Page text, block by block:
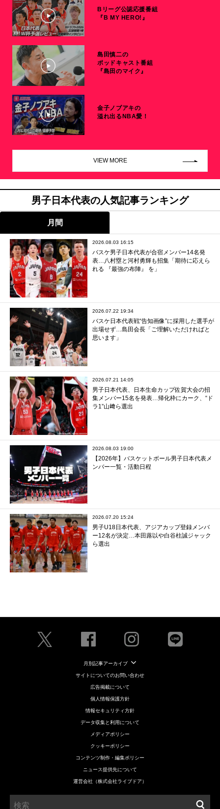
Bリーグ公認応援番組
『B MY HERO!』
島田慎二の
ポッドキャスト番組
『島田のマイク』
金子ノブアキの
溢れ出るNBA愛！
VIEW MORE
男子日本代表の人気記事ランキング
月間
2026.08.03 16:15
バスケ男子日本代表が合宿メンバー14名発
表…八村塁と河村勇輝も招集「期待に応えら
れる 『最強の布陣』 を」
2026.07.22 19:34
バスケ日本代表戦“告知画像”に採用した選手が
出場せず…島田会長「ご理解いただければと
思います」
2026.07.21 14:05
男子日本代表、日本生命カップ佐賀大会の招
集メンバー15名を発表…帰化枠にカーク、“ド
ラ1”山﨑ら選出
2026.08.03 19:00
【2026年】バスケットボール男子日本代表メ
ンバー一覧・活動日程
2026.07.20 15:24
男子U18日本代表、アジアカップ登録メンバ
ー12名が決定…本田蕗以や白谷柱誠ジャック
ら選出
月別記事アーカイブ
サイトについてのお問い合わせ
広告掲載について
個人情報保護方針
情報セキュリティ方針
データ収集と利用について
メディアポリシー
クッキーポリシー
コンテンツ制作・編集ポリシー
ニュース提供先について
運営会社（株式会社ライブドア）